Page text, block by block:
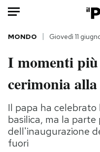
HOME
Italia
Politica
Tecnologia
Internet
MONDO Giovedì 11
I momenti
cerimonia
Il papa ha
basilica, ma la
dell'inaugurazione
fuori